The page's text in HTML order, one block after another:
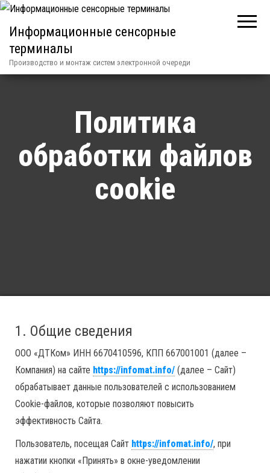
Информационные сенсорные
терминалы
Производство и монтаж систем электронной очереди
Политика
обработки файлов
cookie
1. Общие сведения
ООО «ДТКом» ИНН 6670410596, КПП 667001001 (далее –
Компания) на сайте https://infomat.info/ (далее – Сайт)
обрабатывает данные пользователей с использованием
Сookie-файлов, которые позволяют повысить
эффективность Сайта.
Пользователь, посещая Сайт https://infomat.info/, при
нажатии кнопки «Принять» в окне-уведомлении